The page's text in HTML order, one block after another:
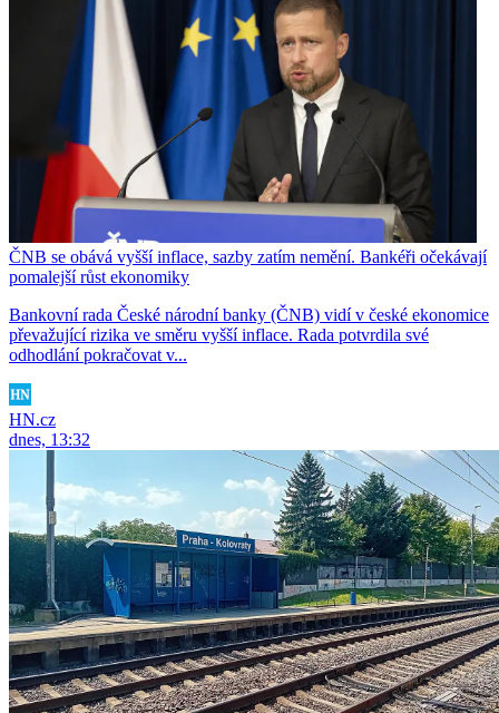
ČNB se obává vyšší inflace, sazby zatím nemění. Bankéři očekávají
pomalejší růst ekonomiky
Bankovní rada České národní banky (ČNB) vidí v české ekonomice
převažující rizika ve směru vyšší inflace. Rada potvrdila své
odhodlání pokračovat v...
HN.cz
dnes, 13:32